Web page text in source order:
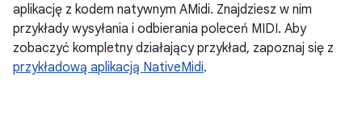
aplikację z kodem natywnym AMidi. Znajdziesz w nim
przykłady wysyłania i odbierania poleceń MIDI. Aby
zobaczyć kompletny działający przykład, zapoznaj się z
przykładową aplikacją NativeMidi.